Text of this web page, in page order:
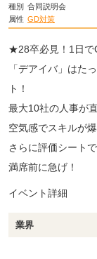
種別 合同説明会
属性 GD対策
★28卒必見！1日
「デアイバ」はた
ト！
最大10社の人事が
空気感でスキルが
さらに評価シート
満席前に急げ！
イベント詳細
業界